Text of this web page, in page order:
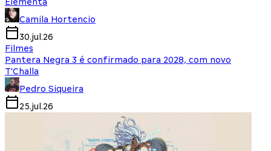
Camila Hortencio
30.jul.26
Filmes
Pantera Negra 3 é confirmado para 2028, com novo
T'Challa
Pedro Siqueira
25.jul.26